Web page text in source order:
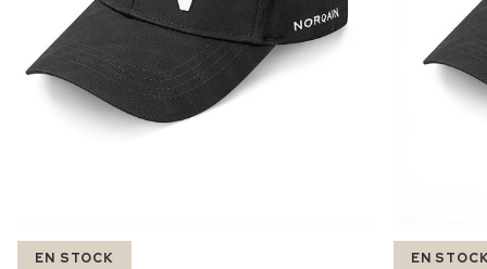
EN STOCK EN